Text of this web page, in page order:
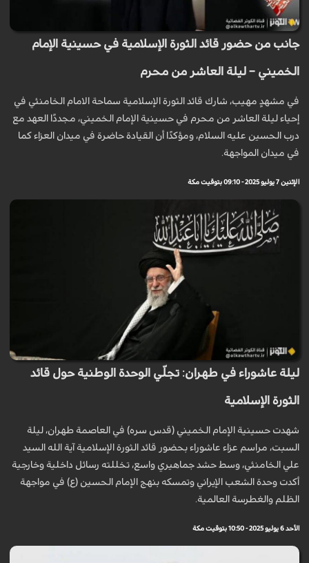
جانب من حضور قائد الثورة الإسلامية في حسينية الإمام
الخميني – ليلة العاشر من محرم
في مشهدٍ مهيب، شارك قائد الثورة الإسلامية سماحة الامام الخامنئي في
إحياء ليلة العاشر من محرم في حسينية الإمام الخميني، مجددًا العهد مع
درب الحسين عليه السلام، ومؤكدًا أن القيادة حاضرة في ميدان العزاء كما
في ميدان المواجهة.
الإثنين 7 يوليو 2025 - 09:10 بتوقيت مكة
ليلة عاشوراء في طهران: تجلّي الوحدة الوطنية حول قائد
الثورة الإسلامية
شهدت حسينية الإمام الخميني (قدس سره) في العاصمة طهران، ليلة
السبت، مراسم عزاء عاشوراء بحضور قائد الثورة الإسلامية آية الله السيد
علي الخامنئي، وسط حشد جماهيري واسع، تخللته رسائل داخلية وخارجية
أكدت وحدة الشعب الإيراني وتمسكه بنهج الإمام الحسين (ع) في مواجهة
الظلم والغطرسة العالمية.
الأحد 6 يوليو 2025 - 10:50 بتوقيت مكة